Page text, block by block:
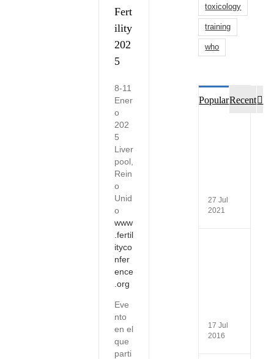
Fert
ility
202
5
8-11
Ener
o
202
5
Liver
pool,
Rein
o
Unid
o
www
.fertil
ityco
nfer
ence
.org
Eve
nto
en el
que
parti
toxicology
training
who
PopularRecent
27 Jul
2021
17 Jul
2016